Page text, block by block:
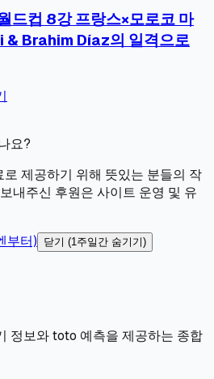
드컵 8강 프랑스×모로코 마
& Brahim Díaz의 일격으로
요?
제공하기 위해 뜻있는 분들의 작
내주신 후원은 사이트 운영 및 유
부터) 닫기 (1주일간 숨기기)
정보와 toto 예측을 제공하는 종합